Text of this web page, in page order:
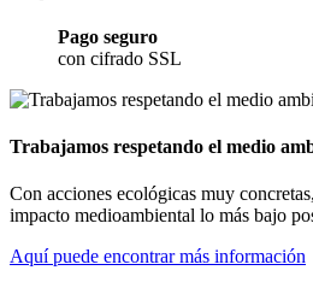
Pago seguro
con cifrado SSL
Trabajamos respetando el medio
Con acciones ecológicas muy
impacto medioambiental lo más bajo
Aquí puede encontrar más información